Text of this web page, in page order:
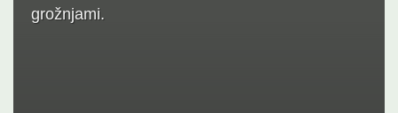
grožnjami.